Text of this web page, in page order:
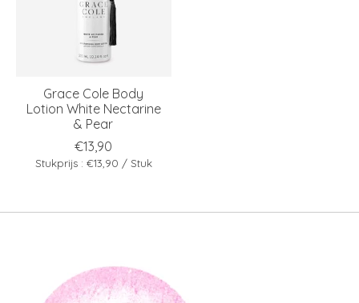
Grace Cole Body
Lotion White Nectarine
& Pear
€13,90
Stukprijs : €13,90 / Stuk